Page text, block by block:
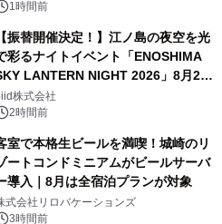
1時間前
【振替開催決定！】江ノ島の夜空を光
彩るナイトイベント「ENOSHIMA
LANTERN NIGHT 2026」8月22
(土)振替開催＆受付スタート！
株式会社
2時間前
室で本格生ビールを満喫！城崎のリ
ートコンドミニアムがビールサーバ
導入｜8月は全宿泊プランが対象
式会社リロバケーションズ
3時間前